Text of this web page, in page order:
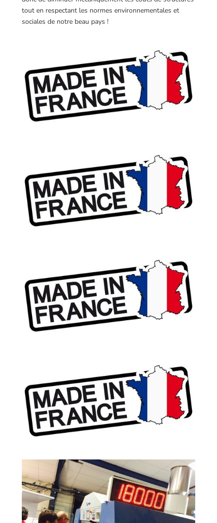
tout en respectant les normes environnementales et
sociales de notre beau pays !